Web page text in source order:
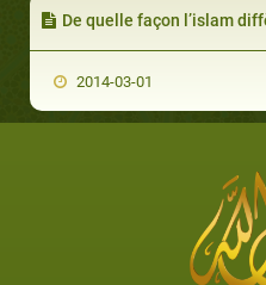
De quelle façon l’islam diffère-t-
2014-03-01